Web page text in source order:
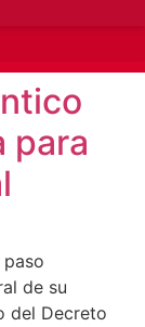
para
de su
del Decreto